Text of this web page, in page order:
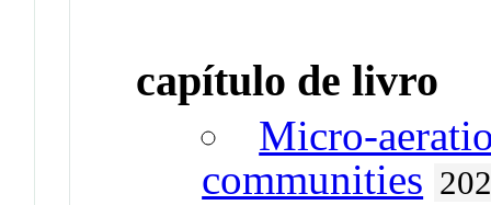
capítulo de livro
Micro-
communities